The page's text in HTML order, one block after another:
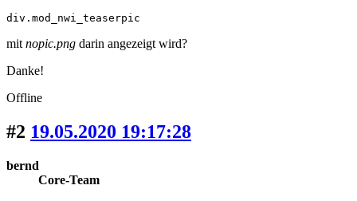
div.mod_nwi_teaserpic
mit nopic.png darin angezeigt wird?
Danke!
Offline
#2 19.05.2020 19:17:28
bernd
Core-Team